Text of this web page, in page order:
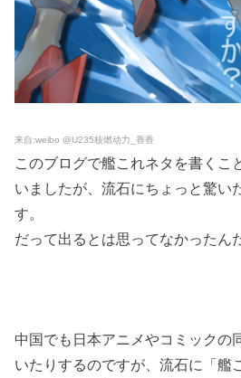
来自:weibo @U235核燃动力_香香
このブログで艦これネタを書くこ
いましたが、流石にちょっと驚い
す。
だって出るとは思ってなかったん
中国でも日本アニメやコミックの
いたりするのですが、流石に「艦